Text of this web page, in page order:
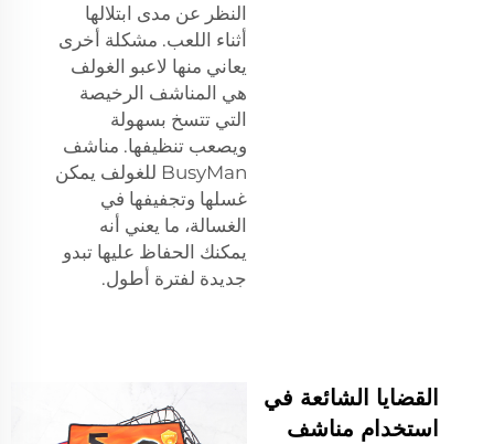
النظر عن مدى ابتلالها
أثناء اللعب. مشكلة أخرى
يعاني منها لاعبو الغولف
هي المناشف الرخيصة
التي تتسخ بسهولة
ويصعب تنظيفها. مناشف
BusyMan للغولف يمكن
غسلها وتجفيفها في
الغسالة، ما يعني أنه
يمكنك الحفاظ عليها تبدو
جديدة لفترة أطول.
القضايا الشائعة في
استخدام مناشف